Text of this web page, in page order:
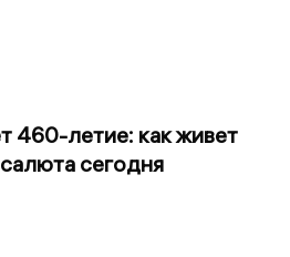
460-летие: как живет
сегодня